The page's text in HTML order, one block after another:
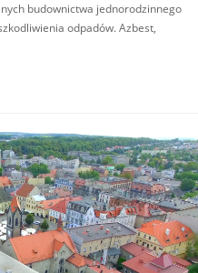
budownictwa jednorodzinnego
odpadów. Azbest,